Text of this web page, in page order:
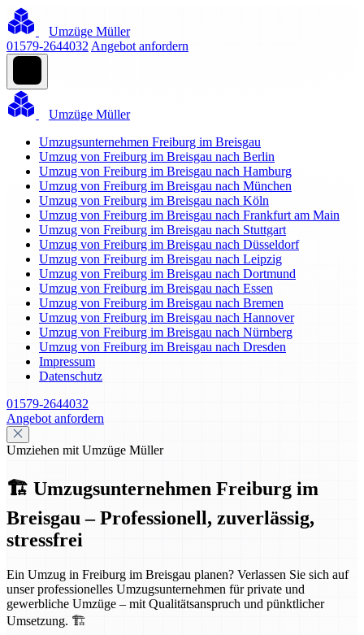
Umzüge Müller
01579-2644032 Angebot anfordern
Umzüge Müller
Umzugsunternehmen Freiburg im Breisgau
Umzug von Freiburg im Breisgau nach Berlin
Umzug von Freiburg im Breisgau nach Hamburg
Umzug von Freiburg im Breisgau nach München
Umzug von Freiburg im Breisgau nach Köln
Umzug von Freiburg im Breisgau nach Frankfurt am Main
Umzug von Freiburg im Breisgau nach Stuttgart
Umzug von Freiburg im Breisgau nach Düsseldorf
Umzug von Freiburg im Breisgau nach Leipzig
Umzug von Freiburg im Breisgau nach Dortmund
Umzug von Freiburg im Breisgau nach Essen
Umzug von Freiburg im Breisgau nach Bremen
Umzug von Freiburg im Breisgau nach Hannover
Umzug von Freiburg im Breisgau nach Nürnberg
Umzug von Freiburg im Breisgau nach Dresden
Impressum
Datenschutz
01579-2644032
Angebot anfordern
Umziehen mit Umzüge Müller
🏗️ Umzugsunternehmen Freiburg im
Breisgau – Professionell, zuverlässig,
stressfrei
Ein Umzug in Freiburg im Breisgau planen? Verlassen Sie sich auf
unser professionelles Umzugsunternehmen für private und
gewerbliche Umzüge – mit Qualitätsanspruch und pünktlicher
Umsetzung. 🏗️